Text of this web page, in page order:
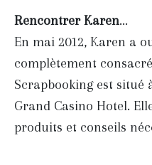
Rencontrer Karen...
En mai 2012, Karen a
complètement
Scrapbooking est situé
Grand Casino Hotel.
produits et conseils